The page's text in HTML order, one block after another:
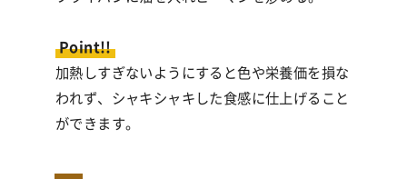
Point!!
加熱しすぎないようにすると色や栄養価を損な
われず、シャキシャキした食感に仕上げること
ができます。